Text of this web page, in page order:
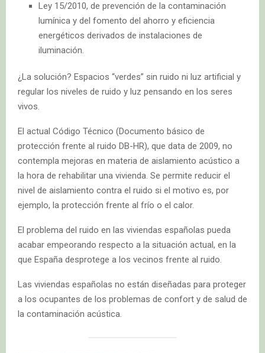
Ley 15/2010, de prevención de la contaminación
lumínica y del fomento del ahorro y eficiencia
energéticos derivados de instalaciones de
iluminación.
¿La solución? Espacios “verdes” sin ruido ni luz artificial y
regular los niveles de ruido y luz pensando en los seres
vivos.
El actual Código Técnico (Documento básico de
protección frente al ruido DB-HR), que data de 2009, no
contempla mejoras en materia de aislamiento acústico a
la hora de rehabilitar una vivienda. Se permite reducir el
nivel de aislamiento contra el ruido si el motivo es, por
ejemplo, la protección frente al frío o el calor.
El problema del ruido en las viviendas españolas pueda
acabar empeorando respecto a la situación actual, en la
que España desprotege a los vecinos frente al ruido.
Las viviendas españolas no están diseñadas para proteger
a los ocupantes de los problemas de confort y de salud de
la contaminación acústica.